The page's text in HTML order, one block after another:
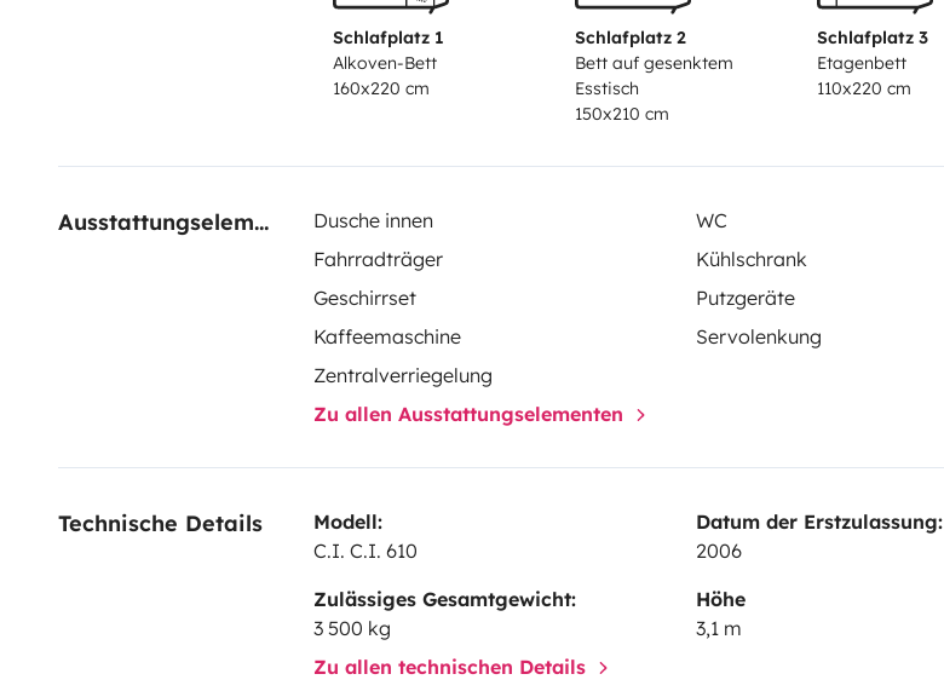
Schlafplatz 1
Alkoven-Bett
160x220 cm
Schlafplatz 2
Bett auf gesenktem
Esstisch
150x210 cm
Schlafplatz 3
Etagenbett
110x220 cm
Ausstattungselemente Dusche innen
WC
Fahrradträger
Kühlschrank
Geschirrset
Putzgeräte
Kaffeemaschine
Servolenkung
Zentralverriegelung
Zu allen Ausstattungselementen
Technische Details
Modell:
C.I. C.I. 610
Datum der Erstzulassung:
2006
Zulässiges Gesamtgewicht:
3 500 kg
Höhe
3,1 m
Zu allen technischen Details